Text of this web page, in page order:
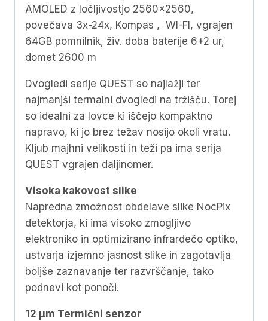
AMOLED z ločljivostjo 2560×2560,
povečava 3x-24x, Kompas , WI-FI, vgrajen
64GB pomnilnik, živ. doba baterije 6+2 ur,
domet 2600 m
Dvogledi serije QUEST so najlažji ter
najmanjši termalni dvogledi na tržišču. Torej
so idealni za lovce ki iščejo kompaktno
napravo, ki jo brez težav nosijo okoli vratu.
Kljub majhni velikosti in teži pa ima serija
QUEST vgrajen daljinomer.
Visoka kakovost slike
Napredna zmožnost obdelave slike NocPix
detektorja, ki ima visoko zmogljivo
elektroniko in optimizirano infrardečo optiko,
ustvarja izjemno jasnost slike in zagotavlja
boljše zaznavanje ter razvrščanje, tako
podnevi kot ponoči.
12 µm Termični senzor